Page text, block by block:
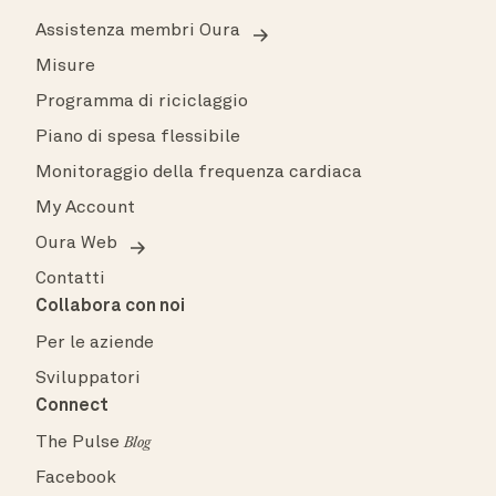
Assistenza membri Oura
Misure
Programma di riciclaggio
Piano di spesa flessibile
Monitoraggio della frequenza cardiaca
My Account
Oura Web
Contatti
Collabora con noi
Per le aziende
Sviluppatori
Connect
The PulseBlog
Facebook